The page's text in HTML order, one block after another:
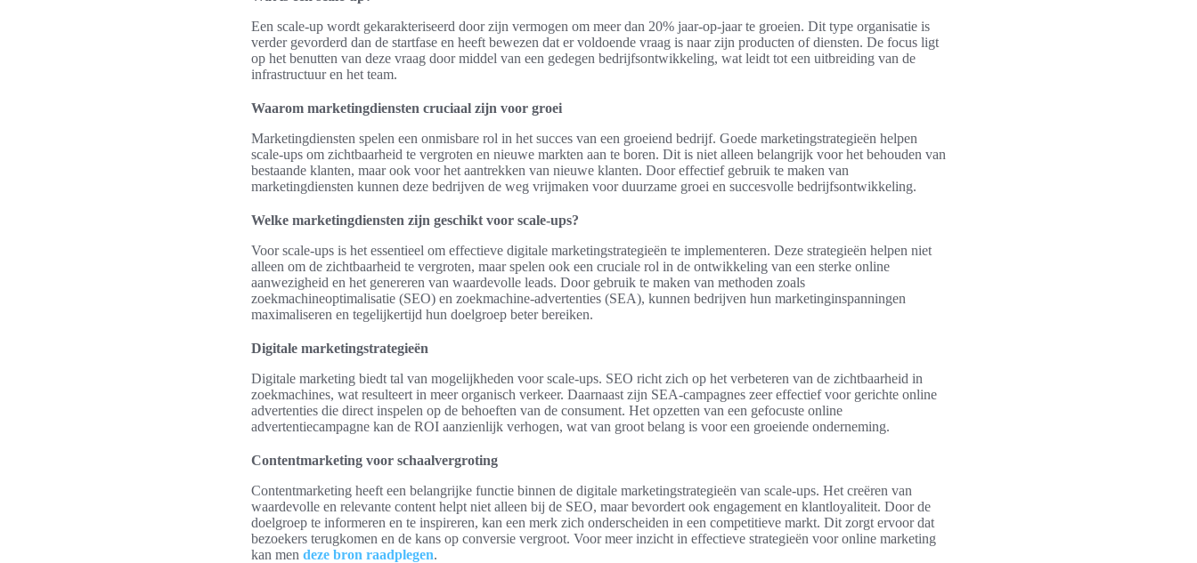
Een scale-up wordt gekarakteriseerd door zijn vermogen om meer dan 20% jaar-op-jaar te groeien. Dit type organisatie is
verder gevorderd dan de startfase en heeft bewezen dat er voldoende vraag is naar zijn producten of diensten. De focus ligt
op het benutten van deze vraag door middel van een gedegen bedrijfsontwikkeling, wat leidt tot een uitbreiding van de
infrastructuur en het team.
Waarom marketingdiensten cruciaal zijn voor groei
Marketingdiensten spelen een onmisbare rol in het succes van een groeiend bedrijf. Goede marketingstrategieën helpen
scale-ups om zichtbaarheid te vergroten en nieuwe markten aan te boren. Dit is niet alleen belangrijk voor het behouden van
bestaande klanten, maar ook voor het aantrekken van nieuwe klanten. Door effectief gebruik te maken van
marketingdiensten kunnen deze bedrijven de weg vrijmaken voor duurzame groei en succesvolle bedrijfsontwikkeling.
Welke marketingdiensten zijn geschikt voor scale-ups?
Voor scale-ups is het essentieel om effectieve digitale marketingstrategieën te implementeren. Deze strategieën helpen niet
alleen om de zichtbaarheid te vergroten, maar spelen ook een cruciale rol in de ontwikkeling van een sterke online
aanwezigheid en het genereren van waardevolle leads. Door gebruik te maken van methoden zoals
zoekmachineoptimalisatie (SEO) en zoekmachine-advertenties (SEA), kunnen bedrijven hun marketinginspanningen
maximaliseren en tegelijkertijd hun doelgroep beter bereiken.
Digitale marketingstrategieën
Digitale marketing biedt tal van mogelijkheden voor scale-ups. SEO richt zich op het verbeteren van de zichtbaarheid in
zoekmachines, wat resulteert in meer organisch verkeer. Daarnaast zijn SEA-campagnes zeer effectief voor gerichte online
advertenties die direct inspelen op de behoeften van de consument. Het opzetten van een gefocuste online
advertentiecampagne kan de ROI aanzienlijk verhogen, wat van groot belang is voor een groeiende onderneming.
Contentmarketing voor schaalvergroting
Contentmarketing heeft een belangrijke functie binnen de digitale marketingstrategieën van scale-ups. Het creëren van
waardevolle en relevante content helpt niet alleen bij de SEO, maar bevordert ook engagement en klantloyaliteit. Door de
doelgroep te informeren en te inspireren, kan een merk zich onderscheiden in een competitieve markt. Dit zorgt ervoor dat
bezoekers terugkomen en de kans op conversie vergroot. Voor meer inzicht in effectieve strategieën voor online marketing
kan men deze bron raadplegen.